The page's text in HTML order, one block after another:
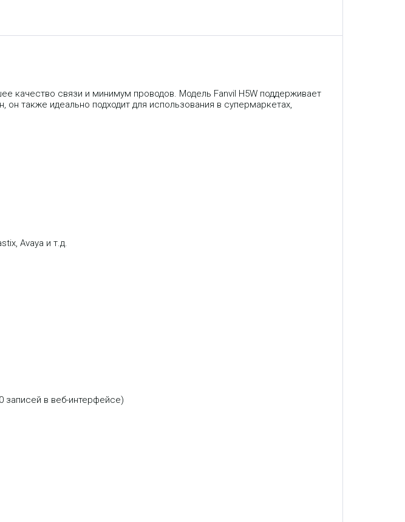
качество связи и минимум проводов. Модель Fanvil H5W поддерживает
он также идеально подходит для использования в супермаркетах,
Avaya и т.д.
в веб-интерфейсе)